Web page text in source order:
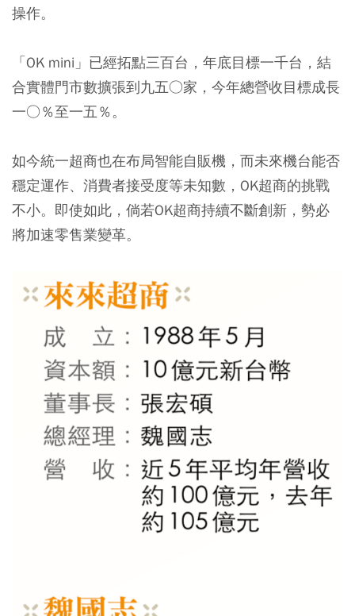
操作。
「OK mini」已經拓點三百台，年底目標一千台，結
合實體門市數擴張到九五○家，今年總營收目標成長
一○％至一五％。
如今統一超商也在布局智能自販機，而未來機台能否
穩定運作、消費者接受度等未知數，OK超商的挑戰
不小。即使如此，倘若OK超商持續不斷創新，勢必
將加速零售業變革。